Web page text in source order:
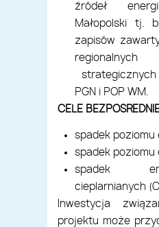
źródeł
Małopolski tj.
zapisów
PGN i POP WM.
CELE
spadek poziomu
spadek poziomu
spadek
cieplarnianych
Inwestycja
projektu może